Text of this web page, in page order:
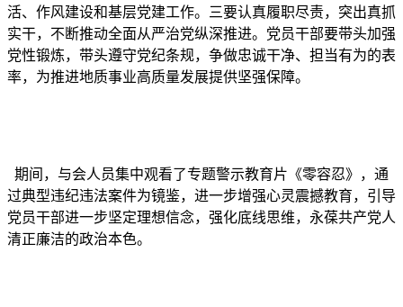
活、作风建设和基层党建工作。三要认真履职尽责，突出真抓
实干，不断推动全面从严治党纵深推进。党员干部要带头加强
党性锻炼，带头遵守党纪条规，争做忠诚干净、担当有为的表
率，为推进地质事业高质量发展提供坚强保障。
期间，与会人员集中观看了专题警示教育片《零容忍》，通
过典型违纪违法案件为镜鉴，进一步增强心灵震撼教育，引导
党员干部进一步坚定理想信念，强化底线思维，永葆共产党人
清正廉洁的政治本色。